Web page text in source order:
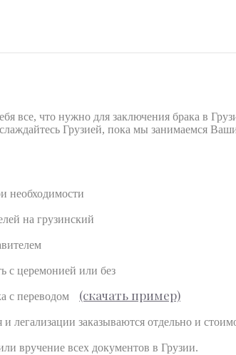
все, что нужно для заключения брака в
Грузией, пока мы занимаемся
необходимости
на грузинский
с церемонией или без
с переводом (cкачать пример)
заказываются отдельно и
вручение всех документов в Грузии.